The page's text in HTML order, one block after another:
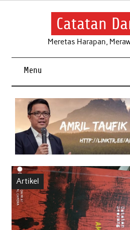
Skip
Catatan
Meretas Harapan,
Menu
Artikel